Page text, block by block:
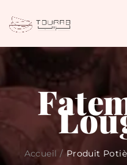
Accueil / Produit